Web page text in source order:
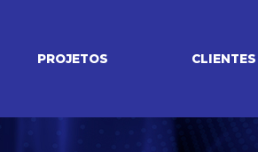
PROJETOS CLIENTES